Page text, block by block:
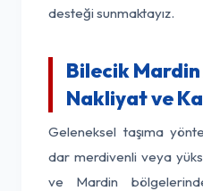
desteği sunmaktayız.
Bilecik
Nakliyat ve
Geleneksel taşıma
dar merdivenli veya
ve Mardin